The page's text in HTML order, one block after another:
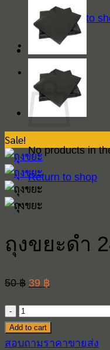
Return to
Cart
No products in
Return to shop
Sale!
ถุงขยะดำ
50฿ Original
was:
50 ฿.
39 ฿Current
is:
39 ฿.
ถุง
ขยะ
ดำ
Add to cart
สอบถามราคาขายส่ง